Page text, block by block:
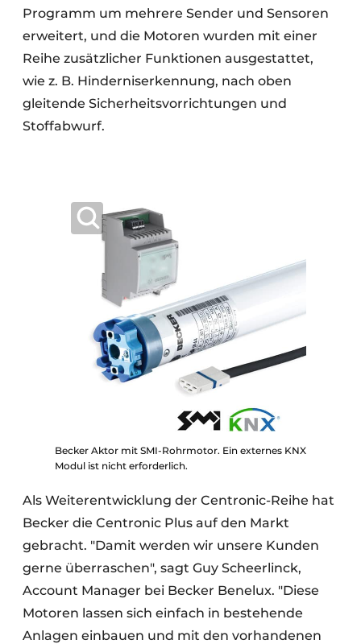
Programm um mehrere Sender und Sensoren
erweitert, und die Motoren wurden mit einer
Reihe zusätzlicher Funktionen ausgestattet,
wie z. B. Hinderniserkennung, nach oben
gleitende Sicherheitsvorrichtungen und
Stoffabwurf.
Becker Aktor mit SMI-Rohrmotor. Ein externes KNX
Modul ist nicht erforderlich.
Als Weiterentwicklung der Centronic-Reihe hat
Becker die Centronic Plus auf den Markt
gebracht. "Damit werden wir unsere Kunden
gerne überraschen", sagt Guy Scheerlinck,
Account Manager bei Becker Benelux. "Diese
Motoren lassen sich einfach in bestehende
Anlagen einbauen und mit den vorhandenen